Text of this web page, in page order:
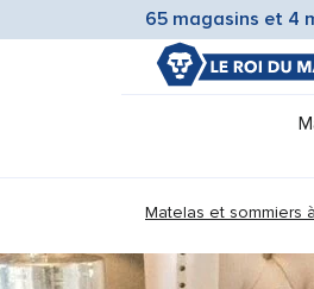
65 magasins et 4
Matelas et sommiers